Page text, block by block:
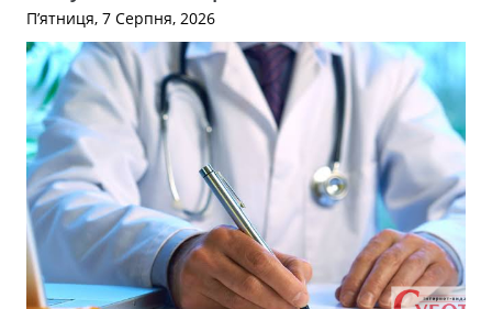
П’ятниця, 7 Серпня, 2026